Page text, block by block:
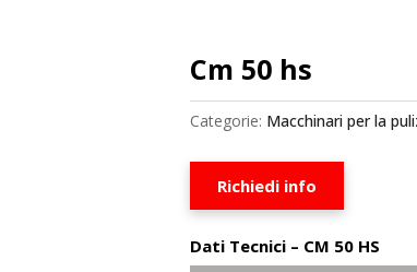
Cm 50 hs
Categorie: Macchinari per la
Richiedi info
Dati Tecnici – CM 50 HS